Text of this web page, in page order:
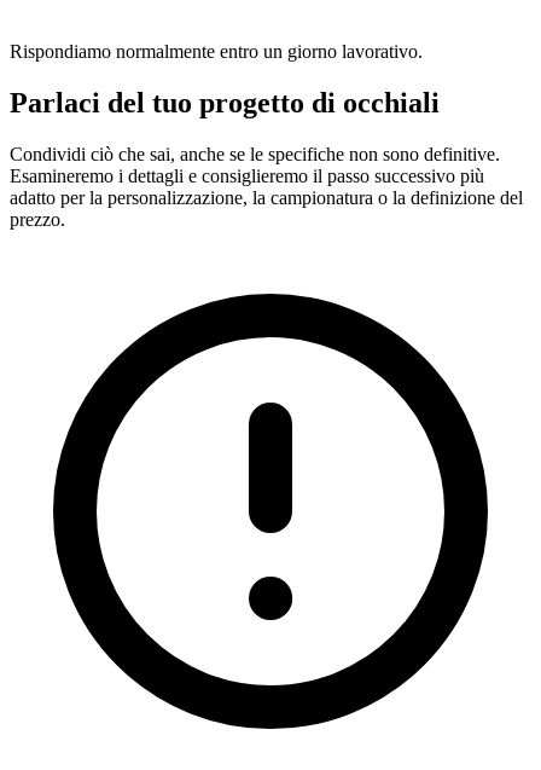
Rispondiamo normalmente entro un giorno lavorativo.
Parlaci del tuo progetto di occhiali
Condividi ciò che sai, anche se le specifiche non sono definitive.
Esamineremo i dettagli e consiglieremo il passo successivo più
adatto per la personalizzazione, la campionatura o la definizione del
prezzo.